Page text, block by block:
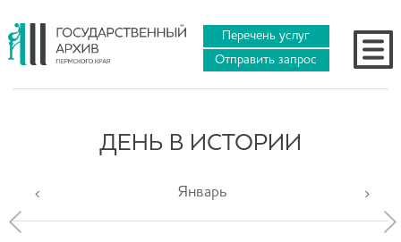
Перечень услуг
Отправить запрос
ДЕНЬ В ИСТОРИИ
Январь